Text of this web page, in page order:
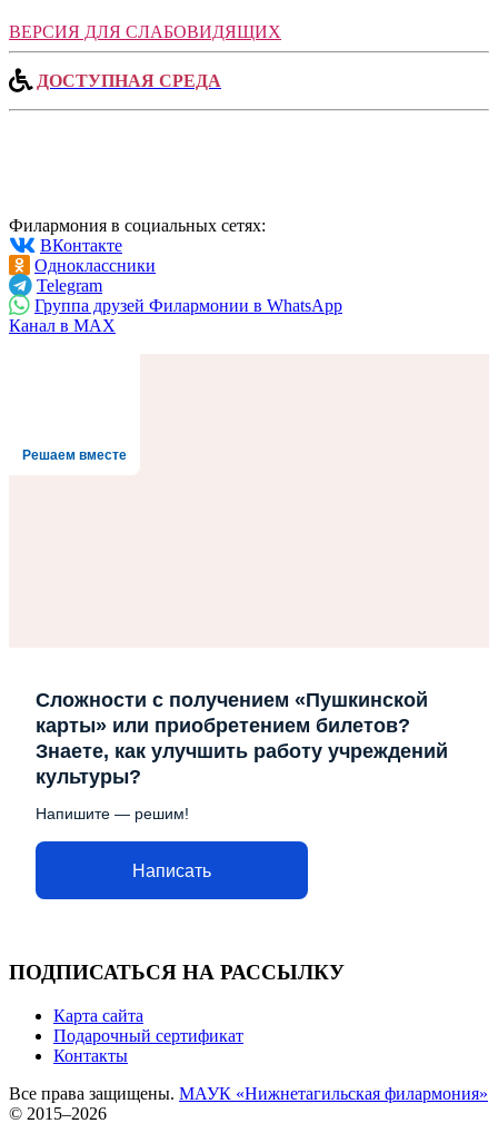
ВЕРСИЯ ДЛЯ СЛАБОВИДЯЩИХ
ДОСТУПНАЯ СРЕДА
Филармония в социальных сетях:
ВКонтакте
Одноклассники
Telegram
Группа друзей Филармонии в WhatsApp
Канал в MAX
Решаем вместе
Сложности с получением «Пушкинской
карты» или приобретением билетов?
Знаете, как улучшить работу учреждений
культуры?
Напишите — решим!
Написать
ПОДПИСАТЬСЯ НА РАССЫЛКУ
Карта сайта
Подарочный сертификат
Контакты
Все права защищены. МАУК «Нижнетагильская филармония»
© 2015–2026